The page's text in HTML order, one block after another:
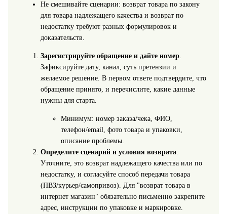
Не смешивайте сценарии: возврат товара по закону
для товара надлежащего качества и возврат по
недостатку требуют разных формулировок и
доказательств.
Зарегистрируйте обращение и дайте номер.
Зафиксируйте дату, канал, суть претензии и
желаемое решение. В первом ответе подтвердите, что
обращение принято, и перечислите, какие данные
нужны для старта.
Минимум: номер заказа/чека, ФИО,
телефон/email, фото товара и упаковки,
описание проблемы.
Определите сценарий и условия возврата.
Уточните, это возврат надлежащего качества или по
недостатку, и согласуйте способ передачи товара
(ПВЗ/курьер/самопривоз). Для "возврат товара в
интернет магазин" обязательно письменно закрепите
адрес, инструкции по упаковке и маркировке.